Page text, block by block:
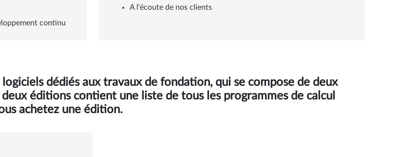
continu
A l'écoute de nos clients
dédiés aux travaux de fondation, qui se compose de deux
éditions contient une liste de tous les programmes de calcul
achetez une édition.